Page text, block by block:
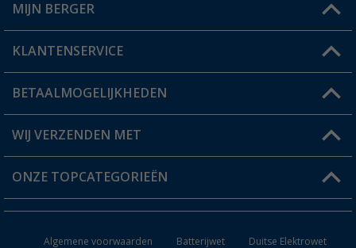
Winkel vinden
MIJN BERGER
Mijn account
Status bestelling
Verlanglijstje
KLANTENSERVICE
FAQ & Contact
Verzendinformatie
Catalogus
BETAALMOGELIJKHEDEN
WIJ VERZENDEN MET
ONZE TOPCATEGORIEËN
Algemene voorwaarden Batterijwet Duitse Elektrowet